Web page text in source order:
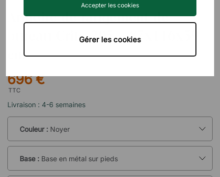
Accepter les cookies
Gérer les cookies
Armoire de rangement de
bureau Crito 205 - 87x116x39
cm
696 €
TTC
Livraison : 4-6 semaines
Couleur : Noyer
Base : Base en métal sur pieds